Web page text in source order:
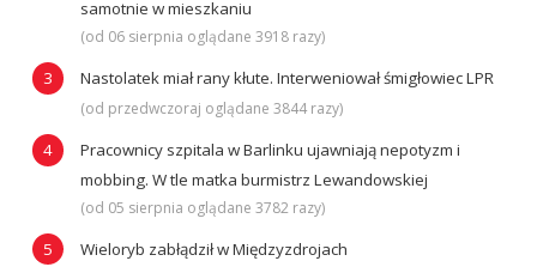
samotnie w mieszkaniu
(od 06 sierpnia oglądane 3918 razy)
Nastolatek miał rany kłute. Interweniował śmigłowiec LPR
(od przedwczoraj oglądane 3844 razy)
Pracownicy szpitala w Barlinku ujawniają nepotyzm i
mobbing. W tle matka burmistrz Lewandowskiej
(od 05 sierpnia oglądane 3782 razy)
Wieloryb zabłądził w Międzyzdrojach